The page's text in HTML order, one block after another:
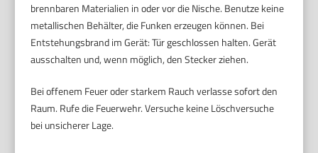
brennbaren Materialien in oder vor die Nische. Benutze keine
metallischen Behälter, die Funken erzeugen können. Bei
Entstehungsbrand im Gerät: Tür geschlossen halten. Gerät
ausschalten und, wenn möglich, den Stecker ziehen.
Bei offenem Feuer oder starkem Rauch verlasse sofort den
Raum. Rufe die Feuerwehr. Versuche keine Löschversuche
bei unsicherer Lage.